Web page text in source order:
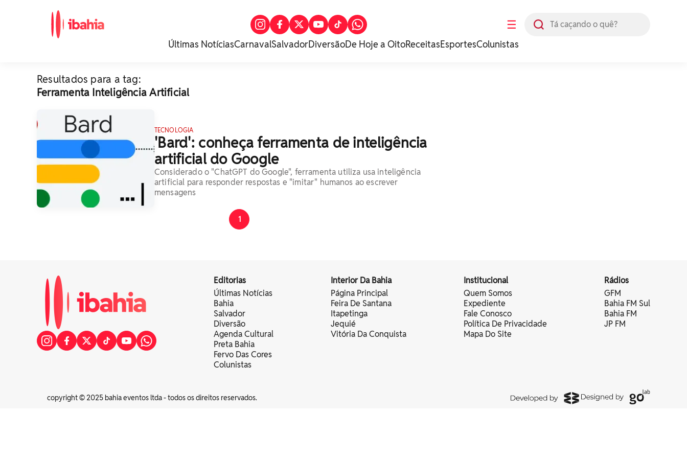
☰
Últimas NotíciasCarnavalSalvadorDiversãoDe Hoje a OitoReceitasEsportesColunistas
Resultados para a tag:
Ferramenta Inteligência Artificial
TECNOLOGIA
'Bard': conheça ferramenta de inteligência
artificial do Google
Considerado o "ChatGPT do Google", ferramenta utiliza usa inteligência
artificial para responder respostas e "imitar" humanos ao escrever
mensagens
1
Editorias
Últimas Notícias
Bahia
Salvador
Diversão
Agenda Cultural
Preta Bahia
Fervo Das Cores
Colunistas
Interior Da Bahia
Página Principal
Feira De Santana
Itapetinga
Jequié
Vitória Da Conquista
Institucional
Quem Somos
Expediente
Fale Conosco
Política De Privacidade
Mapa Do Site
Rádios
GFM
Bahia FM Sul
Bahia FM
JP FM
copyright © 2025 bahia eventos ltda - todos os direitos reservados.